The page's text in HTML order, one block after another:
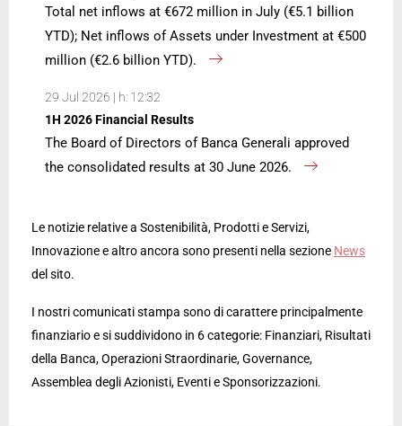
Total net inflows at €672 million in July (€5.1 billion
YTD); Net inflows of Assets under Investment at €500
million (€2.6 billion YTD).
29 Jul 2026 | h: 12:32
1H 2026 Financial Results
The Board of Directors of Banca Generali approved
the consolidated results at 30 June 2026.
Le notizie relative a Sostenibilità, Prodotti e Servizi,
Innovazione e altro ancora sono presenti nella sezione News
del sito.
I nostri comunicati stampa sono di carattere principalmente
finanziario e si suddividono in 6 categorie: Finanziari, Risultati
della Banca, Operazioni Straordinarie, Governance,
Assemblea degli Azionisti, Eventi e Sponsorizzazioni.